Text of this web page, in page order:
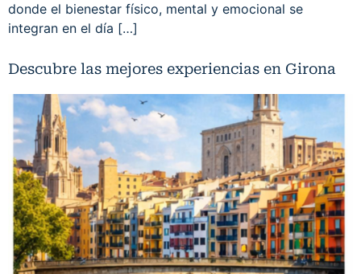
donde el bienestar físico, mental y emocional se
integran en el día […]
Descubre las mejores experiencias en Girona